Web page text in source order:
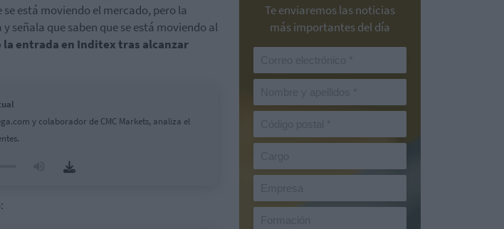
está moviendo el mercado, pero la
señala que saben que se está moviendo al
la entrada en Inditex tras alcanzar
y colaborador de CMC Markets, analiza el
Te enviaremos las noticias
más importantes del día